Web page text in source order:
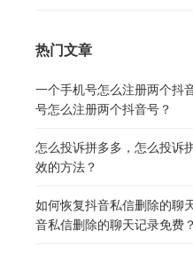
热门文章
一个手机号怎么注册两个抖
号怎么注册两个抖音号？
怎么投诉拼多多，怎么投诉
效的方法？
如何恢复抖音私信删除的聊
音私信删除的聊天记录免费？